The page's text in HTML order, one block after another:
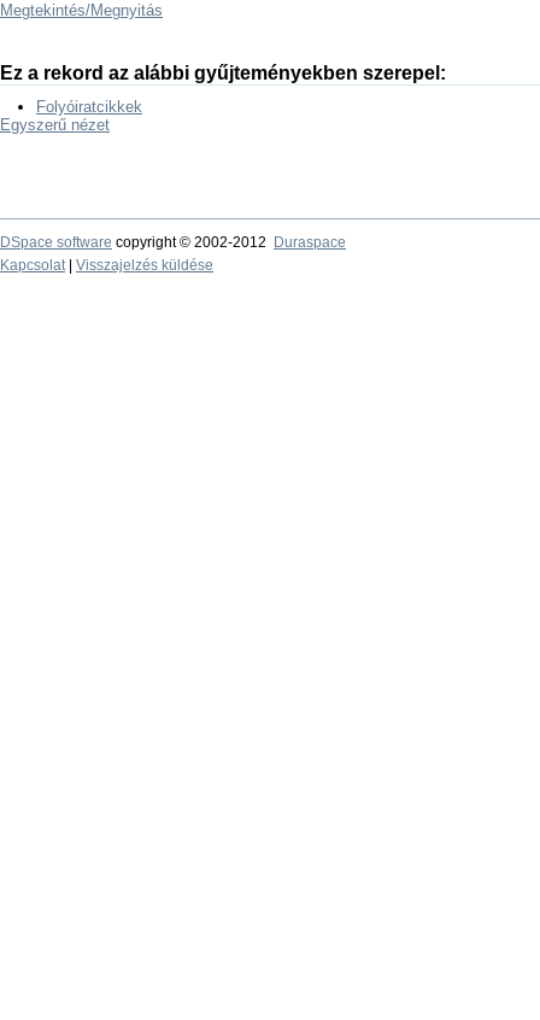
Megtekintés/Megnyitás
Ez a rekord az alábbi gyűjteményekben szerepel:
Folyóiratcikkek
Egyszerű nézet
DSpace software copyright © 2002-2012
Duraspace
Kapcsolat| Visszajelzés küldése